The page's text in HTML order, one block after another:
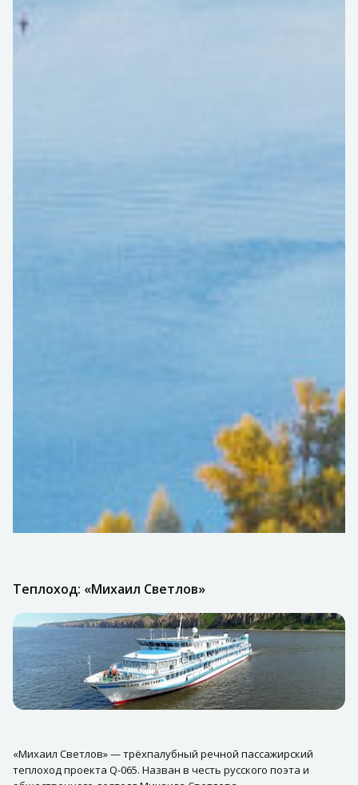
Теплоход: «Михаил Светлов»
«Михаил Светлов» — трёхпалубный речной пассажирский
теплоход проекта Q-065. Назван в честь русского поэта и